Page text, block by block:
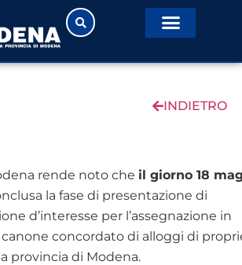
INDIETRO
rende noto che il giorno 18
la fase di presentazione di
d’interesse per l’assegnazione in
canone concordato di alloggi di
provincia di Modena.